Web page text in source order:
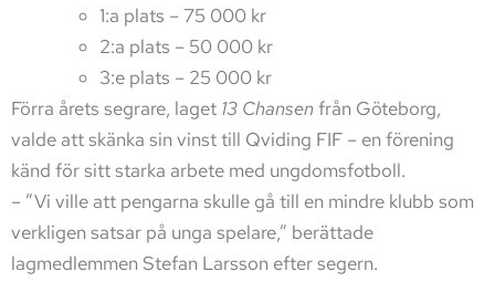
1:a plats – 75 000 kr
2:a plats – 50 000 kr
3:e plats – 25 000 kr
Förra årets segrare, laget 13 Chansenfrån Göteborg,
valde att skänka sin vinst till Qviding FIF – en förening
känd för sitt starka arbete med ungdomsfotboll.
– ”Vi ville att pengarna skulle gå till en mindre klubb som
verkligen satsar på unga spelare,” berättade
lagmedlemmen Stefan Larsson efter segern.